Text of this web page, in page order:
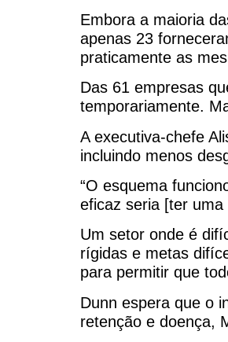
Embora a maioria
apenas 23
praticamente as
Das 61 empresas
temporariamente.
A executiva-chefe
incluindo menos
“O esquema
eficaz seria [ter uma
Um setor onde é
rígidas e metas
para permitir que
Dunn espera que o
retenção e doença,